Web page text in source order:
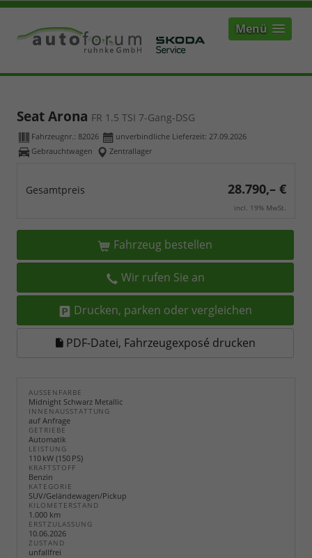
Menü
Seat Arona FR 1.5 TSI 7-Gang-DSG
Fahrzeugnr.: 82026 unverbindliche Lieferzeit: 27.09.2026
Gebrauchtwagen
Zentrallager
Gesamtpreis 28.790,– €
incl. 19% MwSt.
Fahrzeug bestellen
Wir rufen Sie an
Drucken, parken oder vergleichen
PDF-Datei, Fahrzeugexposé drucken
AUSSENFARBE
Midnight Schwarz Metallic
INNENAUSSTATTUNG
auf Anfrage
GETRIEBE
Automatik
LEISTUNG
110 kW (150 PS)
KRAFTSTOFF
Benzin
KATEGORIE
SUV/Geländewagen/Pickup
KILOMETERSTAND
1.000 km
ERSTZULASSUNG
10.06.2026
ZUSTAND
unfallfrei